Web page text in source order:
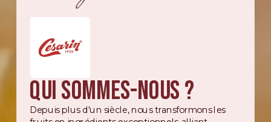
Qui sommes-nous ?
Depuis plus d'un siècle, nous transformons les